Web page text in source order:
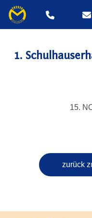
1.
15.
zurück